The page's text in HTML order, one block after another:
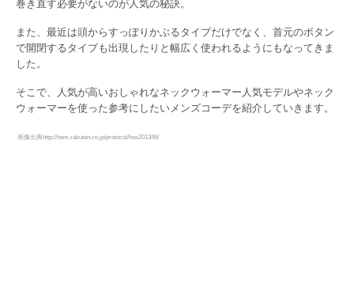
巻き直す必要がないのが人気の秘訣。
また、最近は頭からすっぽりかぶるタイプだけでなく、首元のボタン
で開閉するタイプも出現したりと幅広く使われるようにもなってきま
した。
そこで、人気が高いおしゃれなネックウォーマー人気モデルやネック
ウォーマーを使った参考にしたいメンズコーデを紹介していきます。
画像出典http://item.rakuten.co.jp/protocol/hos201346/